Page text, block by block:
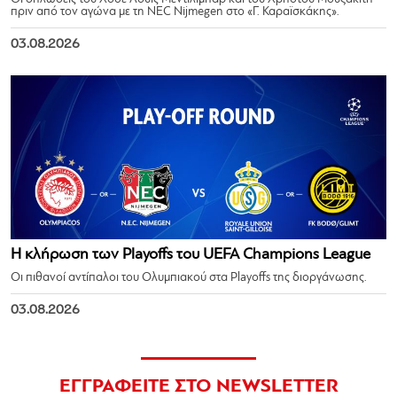
πριν από τον αγώνα με τη NEC Nijmegen στο «Γ. Καραϊσκάκης».
03.08.2026
Η κλήρωση των Playoffs του UEFA Champions League
Οι πιθανοί αντίπαλοι του Ολυμπιακού στα Playoffs της διοργάνωσης.
03.08.2026
ΕΓΓΡΑΦΕΙΤΕ ΣΤΟ NEWSLETTER